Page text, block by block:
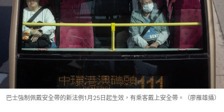
巴士強制佩戴安全帶的新法例1月25日起生效，有乘客戴上安全帶。（廖雁雄攝）